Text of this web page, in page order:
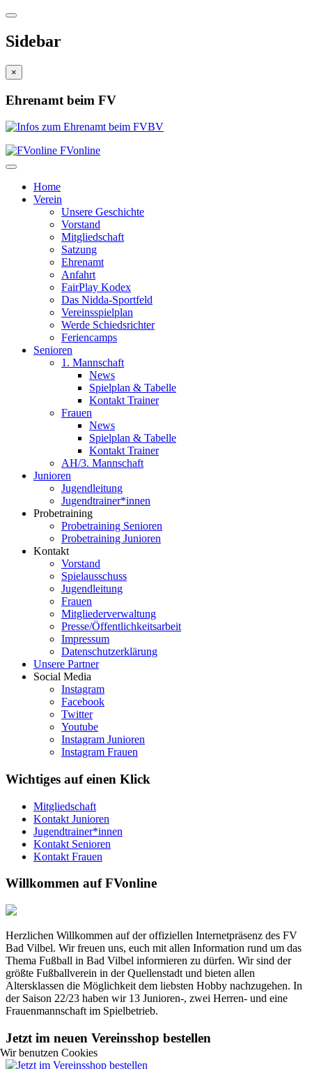
Sidebar
×
Ehrenamt beim FV
FVonline
Home
Verein
Unsere Geschichte
Vorstand
Mitgliedschaft
Satzung
Ehrenamt
Anfahrt
FairPlay Kodex
Das Nidda-Sportfeld
Vereinsspielplan
Werde Schiedsrichter
Feriencamps
Senioren
1. Mannschaft
News
Spielplan & Tabelle
Kontakt Trainer
Frauen
News
Spielplan & Tabelle
Kontakt Trainer
AH/3. Mannschaft
Junioren
Jugendleitung
Jugendtrainer*innen
Probetraining
Probetraining Senioren
Probetraining Junioren
Kontakt
Vorstand
Spielausschuss
Jugendleitung
Frauen
Mitgliederverwaltung
Presse/Öffentlichkeitsarbeit
Impressum
Datenschutzerklärung
Unsere Partner
Social Media
Instagram
Facebook
Twitter
Youtube
Instagram Junioren
Instagram Frauen
Wichtiges auf einen Klick
Mitgliedschaft
Kontakt Junioren
Jugendtrainer*innen
Kontakt Senioren
Kontakt Frauen
Willkommen auf FVonline
Herzlichen Willkommen auf der offiziellen Internetpräsenz des FV
Bad Vilbel. Wir freuen uns, euch mit allen Information rund um das
Thema Fußball in Bad Vilbel informieren zu dürfen. Wir sind der
größte Fußballverein in der Quellenstadt und bieten allen
Altersklassen die Möglichkeit dem liebsten Hobby nachzugehen. In
der Saison 22/23 haben wir 13 Junioren-, zwei Herren- und eine
Frauenmannschaft im Spielbetrieb.
Jetzt im neuen Vereinsshop bestellen
Wir benutzen Cookies